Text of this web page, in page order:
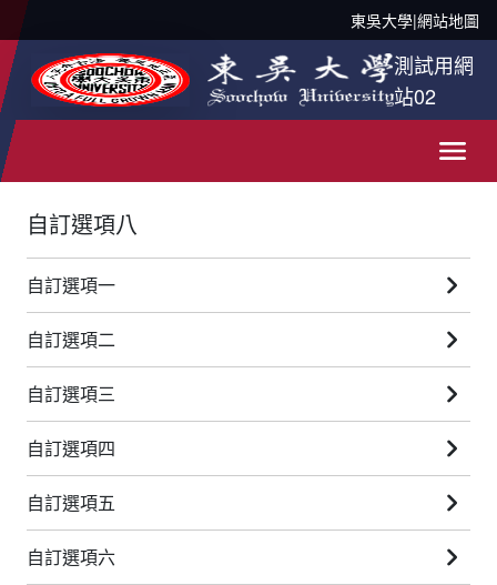
東吳大學|網站地圖
測試用網
站02
自訂選項八
自訂選項一
自訂選項二
自訂選項三
自訂選項四
自訂選項五
自訂選項六